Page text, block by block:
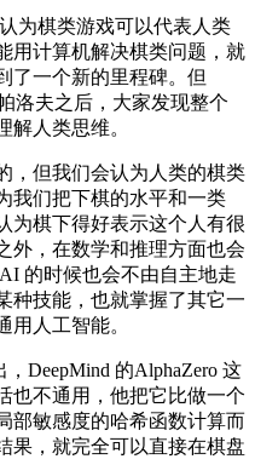
棋类游戏可以代表人类
用计算机解决棋类问题，就
了一个新的里程碑。但
洛夫之后，大家发现整个
解人类思维。
但我们会认为人类的棋类
我们把下棋的水平和一类
为棋下得好表示这个人有很
外，在数学和推理方面也会
的时候也会不由自主地走
种技能，也就掌握了其它一
用人工智能。
DeepMind 的AlphaZero 这
也不通用，他把它比做一个
部敏感度的哈希函数计算而
果，就完全可以直接在棋盘